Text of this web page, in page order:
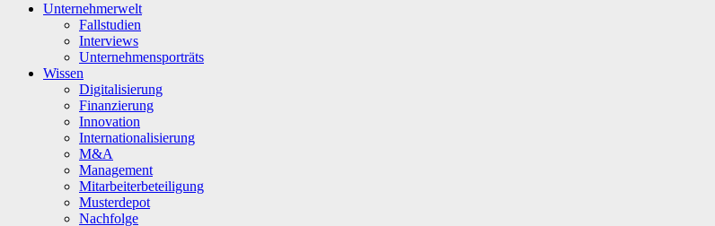
Unternehmerwelt
Fallstudien
Interviews
Unternehmensporträts
Wissen
Digitalisierung
Finanzierung
Innovation
Internationalisierung
M&A
Management
Mitarbeiterbeteiligung
Musterdepot
Nachfolge